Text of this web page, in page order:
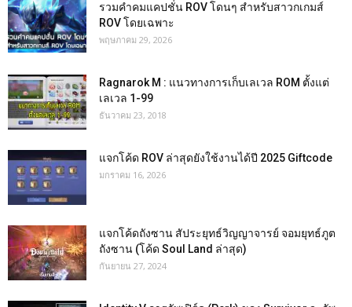
รวมคำคมแคปชั่น ROV โดนๆ สำหรับสาวกเกมส์
ROV โดยเฉพาะ
พฤษภาคม 29, 2026
Ragnarok M : แนวทางการเก็บเลเวล ROM ตั้งแต่
เลเวล 1-99
ธันวาคม 23, 2018
แจกโค้ด ROV ล่าสุดยังใช้งานได้ปี 2025 Giftcode
มกราคม 16, 2026
แจกโค้ดถังซาน สัประยุทธ์วิญญาจารย์ จอมยุทธ์ภูต
ถังซาน (โค้ด Soul Land ล่าสุด)
กันยายน 27, 2024